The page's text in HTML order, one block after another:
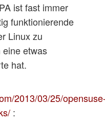
ist fast immer
funktionierende
Linux zu
etwas
hat.
2013/03/25/
: